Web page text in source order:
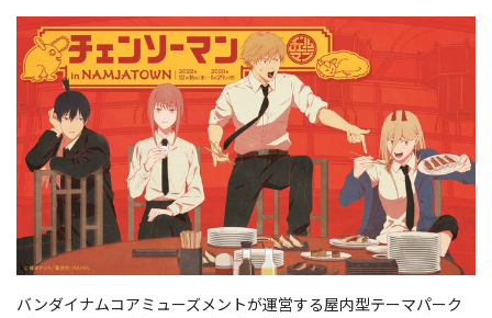
バンダイナムコアミューズメントが運営する屋内型テーマパーク